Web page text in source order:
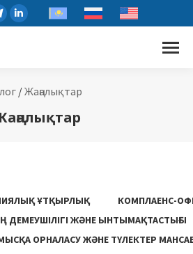
/Жаңалықтар
ҰТҚЫРЛЫҚ
КОМПЛАЕНС-
ДЕМЕУШІЛІГІ ЖӘНЕ ЫНТЫМАҚТАСТЫҒЫ
ОРНАЛАСУ ЖƏНЕ ТҮЛЕКТЕР